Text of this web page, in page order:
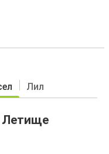
Лил
Летище